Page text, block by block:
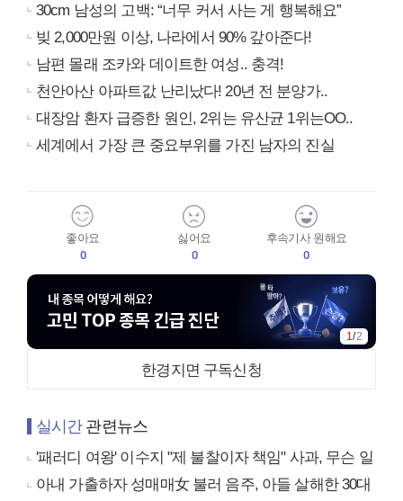
30cm 남성의 고백: “너무 커서 사는 게 행복해요”
빚 2,000만원 이상, 나라에서 90% 갚아준다!
남편 몰래 조카와 데이트한 여성.. 충격!
천안아산 아파트값 난리났다! 20년 전 분양가..
대장암 환자 급증한 원인, 2위는 유산균 1위는OO..
세계에서 가장 큰 중요부위를 가진 남자의 진실
좋아요
0
싫어요
0
후속기사 원해요
0
1/2
한경지면 구독신청
실시간관련뉴스
'패러디 여왕' 이수지 "제 불찰이자 책임" 사과, 무슨 일
아내 가출하자 성매매女 불러 음주, 아들 살해한 30대